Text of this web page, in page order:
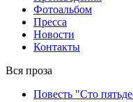
Фотоальбом
Пресса
Новости
Контакты
Вся проза
Повесть "Сто